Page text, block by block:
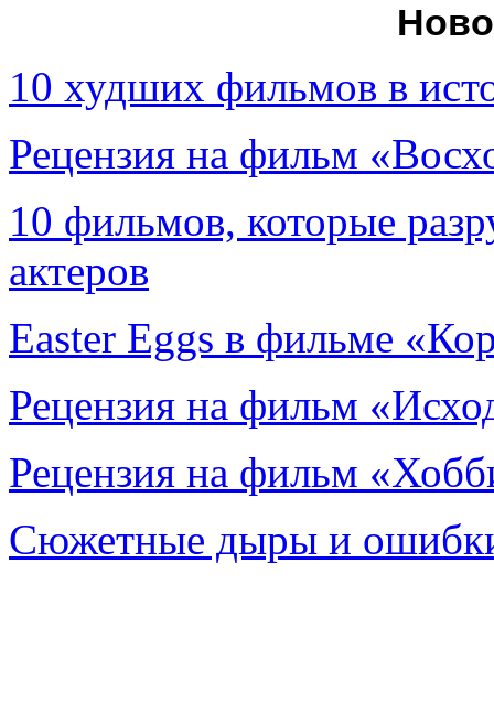
10 худших фильмов в
Рецензия на фильм
10 фильмов, которые
актеров
Easter Eggs в фильме
Рецензия на фильм
Рецензия на фильм
Сюжетные дыры и